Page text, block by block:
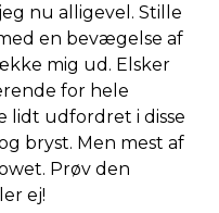
nu alligevel. Stille
en bevægelse af
mig ud. Elsker
for hele
lidt udfordret i disse
bryst. Men mest af
Prøv den
ej!